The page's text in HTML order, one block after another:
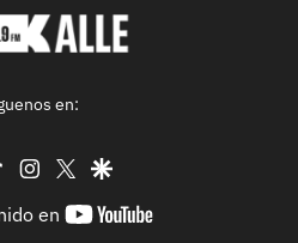
en:
tiktok instagram
twittergoogle
en
youtube-